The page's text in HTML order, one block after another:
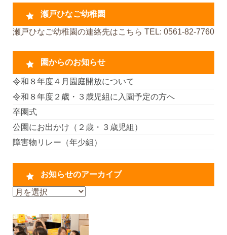
瀬戸ひなご幼稚園
瀬戸ひなご幼稚園の連絡先はこちら TEL: 0561-82-7760
園からのお知らせ
令和８年度４月園庭開放について
令和８年度２歳・３歳児組に入園予定の方へ
卒園式
公園にお出かけ（２歳・３歳児組）
障害物リレー（年少組）
お知らせのアーカイブ
お
ら
せ